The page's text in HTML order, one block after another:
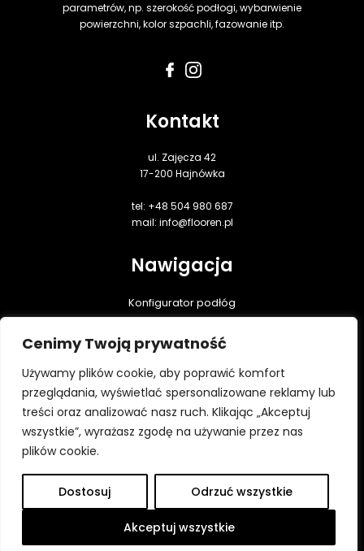
Cenimy Twoją prywatność
Używamy plików cookie, aby poprawić komfort
przeglądania, wyświetlać spersonalizowane reklamy lub
treści oraz analizować nasz ruch. Klikając „Akceptuj
wszystkie”, wyrażasz zgodę na używanie przez nas
plików cookie.
Dostosuj Odrzuć wszystkie
Akceptuj wszystkie
parametrów, np. szerokość podłogi, wybarwienie
powierzchni, kolor szpachli, fazowanie itp.
Kontakt
ul. Zajęcza 42
17-200 Hajnówka
tel: +48 504 980 687
mail: info@flooren.pl
Nawigacja
Konfigurator podłóg
Realizacje
Praktyczna wiedza
Do pobrania
Kontakt
Polityka prywatności
Wszystkie prawa zastrzeżone ⓒ Flooren 2026
Platforma utworzona przez Hypercon.pl